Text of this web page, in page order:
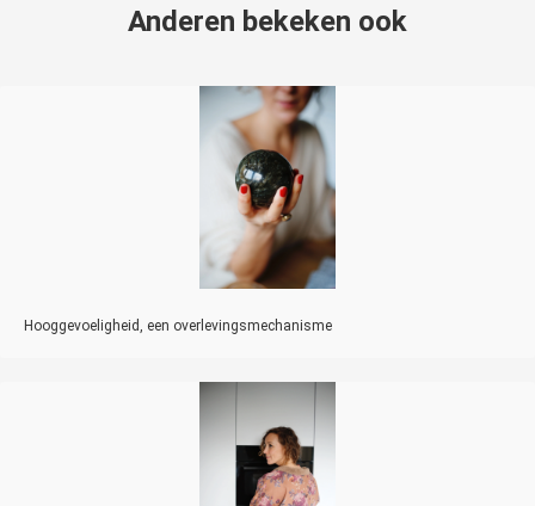
Anderen bekeken ook
Hooggevoeligheid, een overlevingsmechanisme